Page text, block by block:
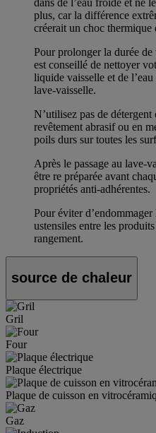
plus, car la différence
créerait un choc thermique
Pour prolonger la durée
est conseillé de nettoyer
liquide vaisselle et de
lave-vaisselle.
N’utilisez pas de détergent
revêtement abrasif ou en
poils durs sur toutes les
Après le passage au lave-
être re préparée avant
propriétés anti-adhérentes.
Pour éviter
ustensiles entre les
rangement.
source de chaleur
Gril
Four
Plaque électrique
Plaque de cuisson en
Gaz